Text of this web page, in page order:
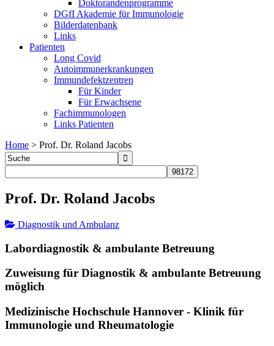
Doktorandenprogramme
DGfI Akademie für Immunologie
Bilderdatenbank
Links
Patienten
Long Covid
Autoimmunerkrankungen
Immundefektzentren
Für Kinder
Für Erwachsene
Fachimmunologen
Links Patienten
Home > Prof. Dr. Roland Jacobs
Prof. Dr. Roland Jacobs
Diagnostik und Ambulanz
Labordiagnostik & ambulante Betreuung
Zuweisung für Diagnostik & ambulante Betreuung
möglich
Medizinische Hochschule Hannover - Klinik für
Immunologie und Rheumatologie